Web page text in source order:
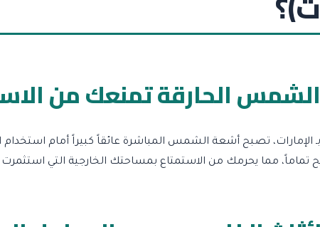
الحارقة تمنعك من
تصبح أشعة الشمس المباشرة عائقاً كبيراً أمام
تماماً، مما يحرمك من الاستمتاع بمساحتك الخارجية التي استثمرت